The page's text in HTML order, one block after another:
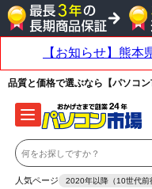
品質と価格で選ぶなら【パソコ
人気ページ 2020年以降（10世代前